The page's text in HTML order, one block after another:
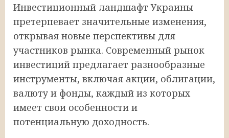
Инвестиционный ландшафт Украины
претерпевает значительные изменения,
открывая новые перспективы для
участников рынка. Современный рынок
инвестиций предлагает разнообразные
инструменты, включая акции, облигации,
валюту и фонды, каждый из которых
имеет свои особенности и
потенциальную доходность.